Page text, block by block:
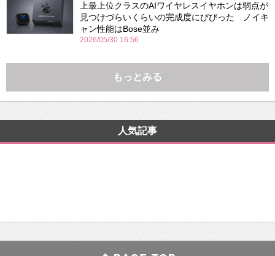
上最上位クラスのAIワイヤレスイヤホンは弱点が
見つけづらいくらいの完成度にびびった ノイキ
ャン性能はBose並み
2026/05/30 16:56
もっとみる
人気記事